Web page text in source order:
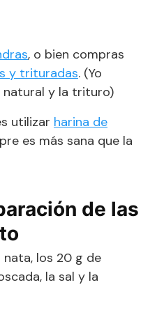
, o bien compras
y trituradas. (Yo
y la trituro)
utilizar harina de
es más sana que la
de las
nata, los 20 g de
la sal y la